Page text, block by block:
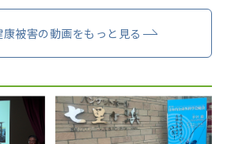
康被害の動画をもっと見る